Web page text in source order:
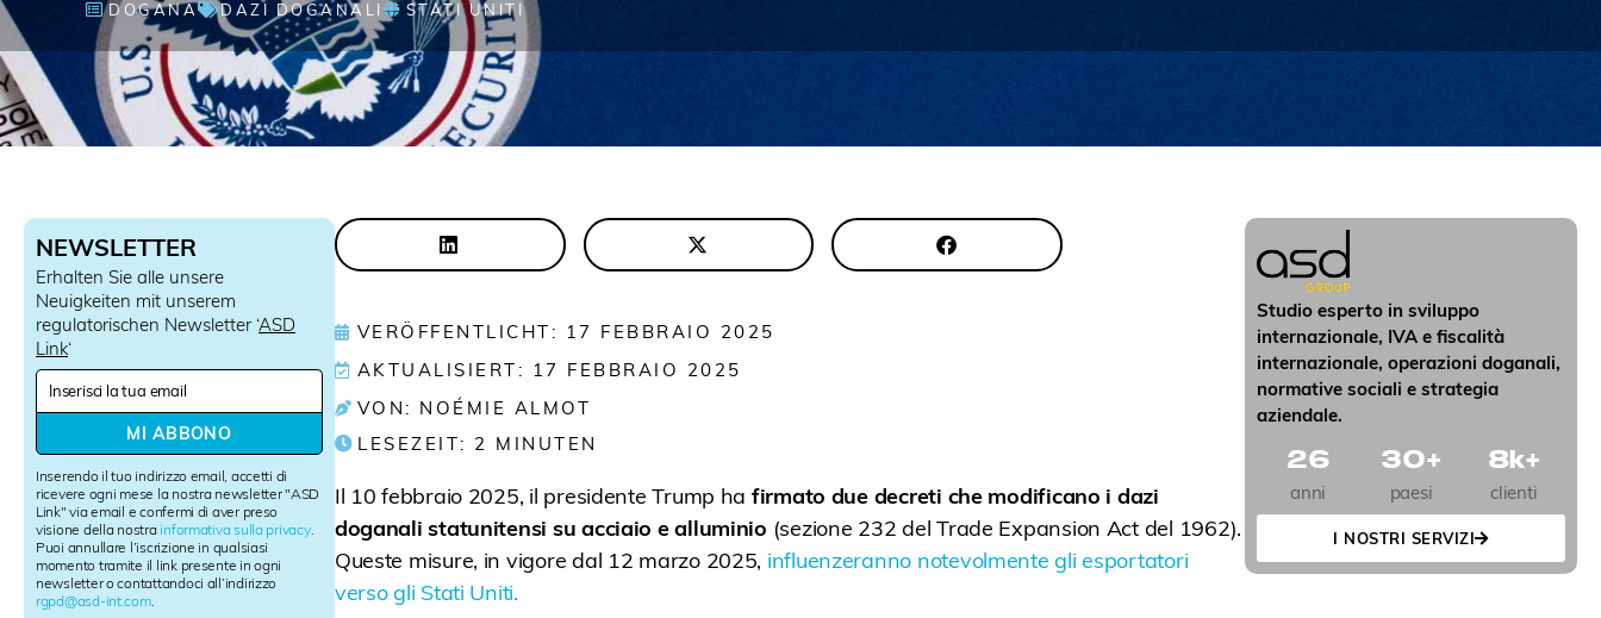
DOGANA DAZI DOGANALI STATI UNITI
NEWSLETTER
Erhalten Sie alle unsere
Neuigkeiten mit unserem
regulatorischen Newsletter ‘ASD
Link‘
N
s
l
e
t
t
e
r
S
Inserendo il tuo indirizzo email, accetti di
ricevere ogni mese la nostra newsletter "ASD
Link" via email e confermi di aver preso
visione della nostra informativa sulla privacy.
Puoi annullare l’iscrizione in qualsiasi
momento tramite il link presente in ogni
newsletter o contattandoci all’indirizzo
rgpd@asd-int.com.
MI ABBONO
VERÖFFENTLICHT: 17 FEBBRAIO 2025
AKTUALISIERT: 17 FEBBRAIO 2025
VON: NOÉMIE ALMOT
LESEZEIT: 2 MINUTEN
Il 10 febbraio 2025, il presidente Trump ha firmato due decreti che modificano i dazi
doganali statunitensi su acciaio e alluminio (sezione 232 del Trade Expansion Act del 1962).
Queste misure, in vigore dal 12 marzo 2025, influenzeranno notevolmente gli esportatori
verso gli Stati Uniti.
Studio esperto in sviluppo
internazionale, IVA e fiscalità
internazionale, operazioni doganali,
normative sociali e strategia
aziendale.
anni
26
paesi
30+
clienti
8k+
I NOSTRI SERVIZI